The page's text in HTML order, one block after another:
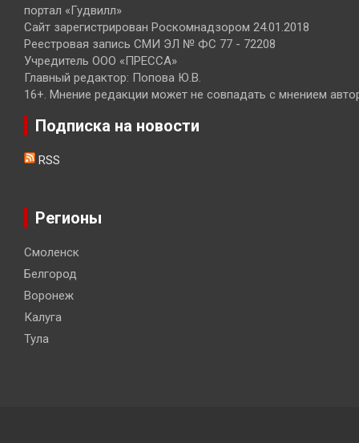
портал «Гудвилл»
Сайт зарегистрирован Роскомнадзором 24.01.2018
Реестровая запись СМИ ЭЛ № ФС 77 - 72208
Учредитель ООО «ПРЕССА»
Главный редактор: Попова Ю.В.
16+. Мнение редакции может не совпадать с мнением
Подписка на новости
RSS
Регионы
Смоленск
Белгород
Воронеж
Калуга
Тула